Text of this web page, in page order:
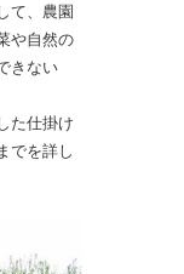
て、農園
や自然の
きない
た仕掛け
でを詳し